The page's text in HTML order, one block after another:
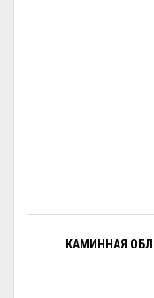
КАМИННАЯ